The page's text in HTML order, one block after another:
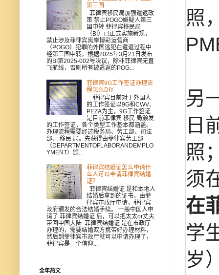
照
另
日
照
须
在
学
岁
第三国
菲律宾移民局加强遣返政
策 禁止POGO嫌疑人第三
国中转 菲律宾移民局
（BI）已正式实施新规，
禁止涉及菲律宾离岸博彩运营商
（POGO）犯罪的外国逃犯在遣返过程中
经第三国中转。根据2025年3月21日发布
的BI第2025-002号决议，除非菲律宾无直
飞航线，否则所有被遣返的POG...
菲律宾9G工作签证办理流
程怎么DIY
菲律宾目前对于外国人
的工作签证以9G和CWV、
PEZA为主，9G工作签证
是目前菲律宾 移民 局颁发
的工作签证，各个类型工作基本都涵盖。
办理流程需要经过税务局、劳工部、司法
部、 移民 局。先获得由菲律宾劳工部
（DEPARTMENTOFLABORANDEMPLO
YMENT）颁...
菲律宾结婚证怎么申请什
么人可以申请菲律宾结婚
证？
菲律宾结婚证 是和本地人
结婚后拿到的证书，由菲
律宾市政厅申请，菲律宾
政府颁发的合法结婚手续。 一般中国人申
请了 菲律宾结婚证 后，可以把太太or丈夫
带回中国大陆 菲律宾结婚证 是在市政厅
办理的，需要结婚双方携带好办理材料，
然后到菲律宾市政厅就可以申请办理了，
菲律宾是一个信仰...
全年热文